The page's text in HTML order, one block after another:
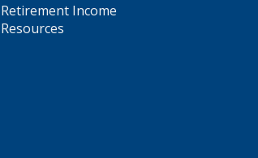
Retirement Income
Resources